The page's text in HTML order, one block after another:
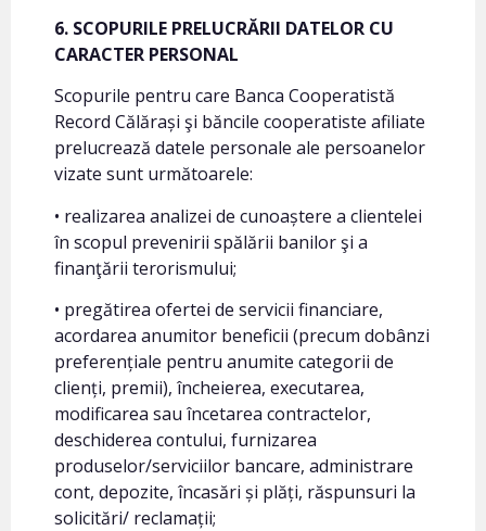
6. SCOPURILE PRELUCRĂRII DATELOR CU
CARACTER PERSONAL
Scopurile pentru care Banca Cooperatistă
Record Călărași şi băncile cooperatiste afiliate
prelucrează datele personale ale persoanelor
vizate sunt următoarele:
• realizarea analizei de cunoaștere a clientelei
în scopul prevenirii spălării banilor şi a
finanţării terorismului;
• pregătirea ofertei de servicii financiare,
acordarea anumitor beneficii (precum dobânzi
preferențiale pentru anumite categorii de
clienți, premii), încheierea, executarea,
modificarea sau încetarea contractelor,
deschiderea contului, furnizarea
produselor/serviciilor bancare, administrare
cont, depozite, încasări și plăți, răspunsuri la
solicitări/ reclamații;